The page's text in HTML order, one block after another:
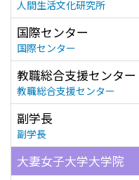
人間生活文化研究所
国際センター
国際センター
教職総合支援センター
教職総合支援センター
副学長
副学長
大妻女子大学大学院